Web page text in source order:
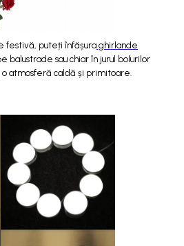
festivă, puteți înfășura ghirlande
balustrade sau chiar în jurul bolurilor
atmosferă caldă și primitoare.